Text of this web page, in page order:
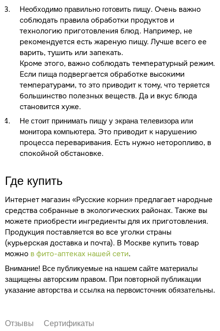
Необходимо правильно готовить пищу. Очень важно
соблюдать правила обработки продуктов и
технологию приготовления блюд. Например, не
рекомендуется есть жареную пищу. Лучше всего ее
варить, тушить или запекать.
Кроме этого, важно соблюдать температурный режим.
Если пища подвергается обработке высокими
температурами, то это приводит к тому, что теряется
большинство полезных веществ. Да и вкус блюда
становится хуже.
Не стоит принимать пищу у экрана телевизора или
монитора компьютера. Это приводит к нарушению
процесса переваривания. Есть нужно неторопливо, в
спокойной обстановке.
Где купить
Интернет магазин «Русские корни» предлагает народные
средства собранные в экологических районах. Также вы
можете приобрести ингредиенты для их приготовления.
Продукция поставляется во все уголки страны
(курьерская доставка и почта). В Москве купить товар
можно в фито-аптеках нашей сети.
Внимание! Все публикуемые на нашем сайте материалы
защищены авторским правом. При повторной публикации
указание авторства и ссылка на первоисточник обязательны.
Отзывы Сертификаты